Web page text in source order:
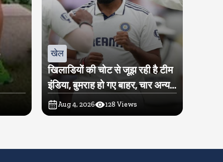
खेल
खिलाडियों की चोट से जूझ रही है टीम
इंडिया, बुमराह हो गए बाहर, चार अन्य
खिलाडी पर भी लटकी तलवार
Aug 4, 2026 128 Views